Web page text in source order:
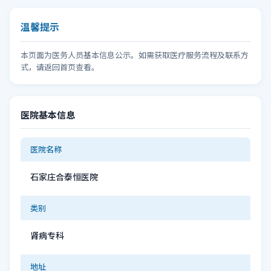
温馨提示
本页面为医务人员基本信息公示。如需获取医疗服务流程及联系方
式，请返回首页查看。
医院基本信息
医院名称
石家庄合泰恒医院
类别
肾病专科
地址